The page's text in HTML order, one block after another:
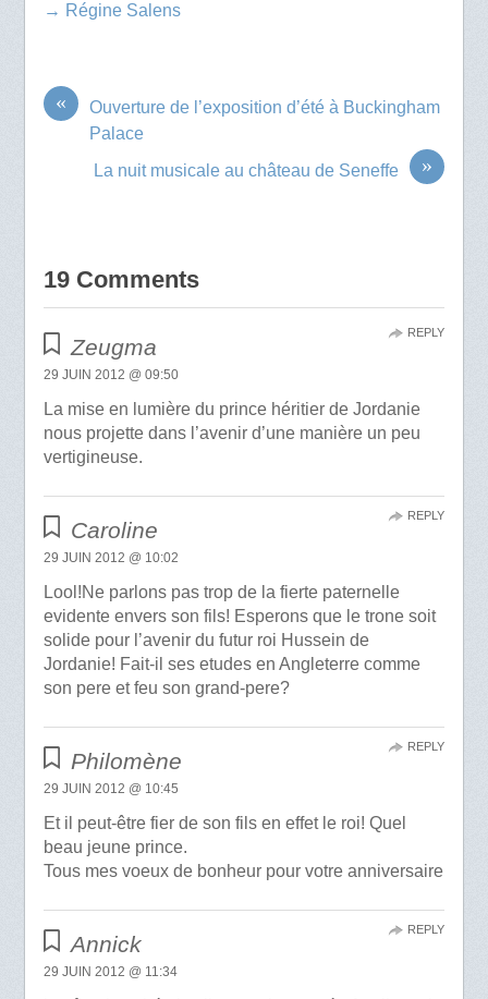
→ Régine Salens
«
Ouverture de l’exposition d’été à Buckingham
Palace
»
La nuit musicale au château de Seneffe
19 Comments
Zeugma
29 JUIN 2012 @ 09:50
La mise en lumière du prince héritier de Jordanie
nous projette dans l’avenir d’une manière un peu
vertigineuse.
REPLY
Caroline
29 JUIN 2012 @ 10:02
Lool!Ne parlons pas trop de la fierte paternelle
evidente envers son fils! Esperons que le trone soit
solide pour l’avenir du futur roi Hussein de
Jordanie! Fait-il ses etudes en Angleterre comme
son pere et feu son grand-pere?
REPLY
Philomène
29 JUIN 2012 @ 10:45
Et il peut-être fier de son fils en effet le roi! Quel
beau jeune prince.
Tous mes voeux de bonheur pour votre anniversaire
REPLY
Annick
29 JUIN 2012 @ 11:34
REPLY